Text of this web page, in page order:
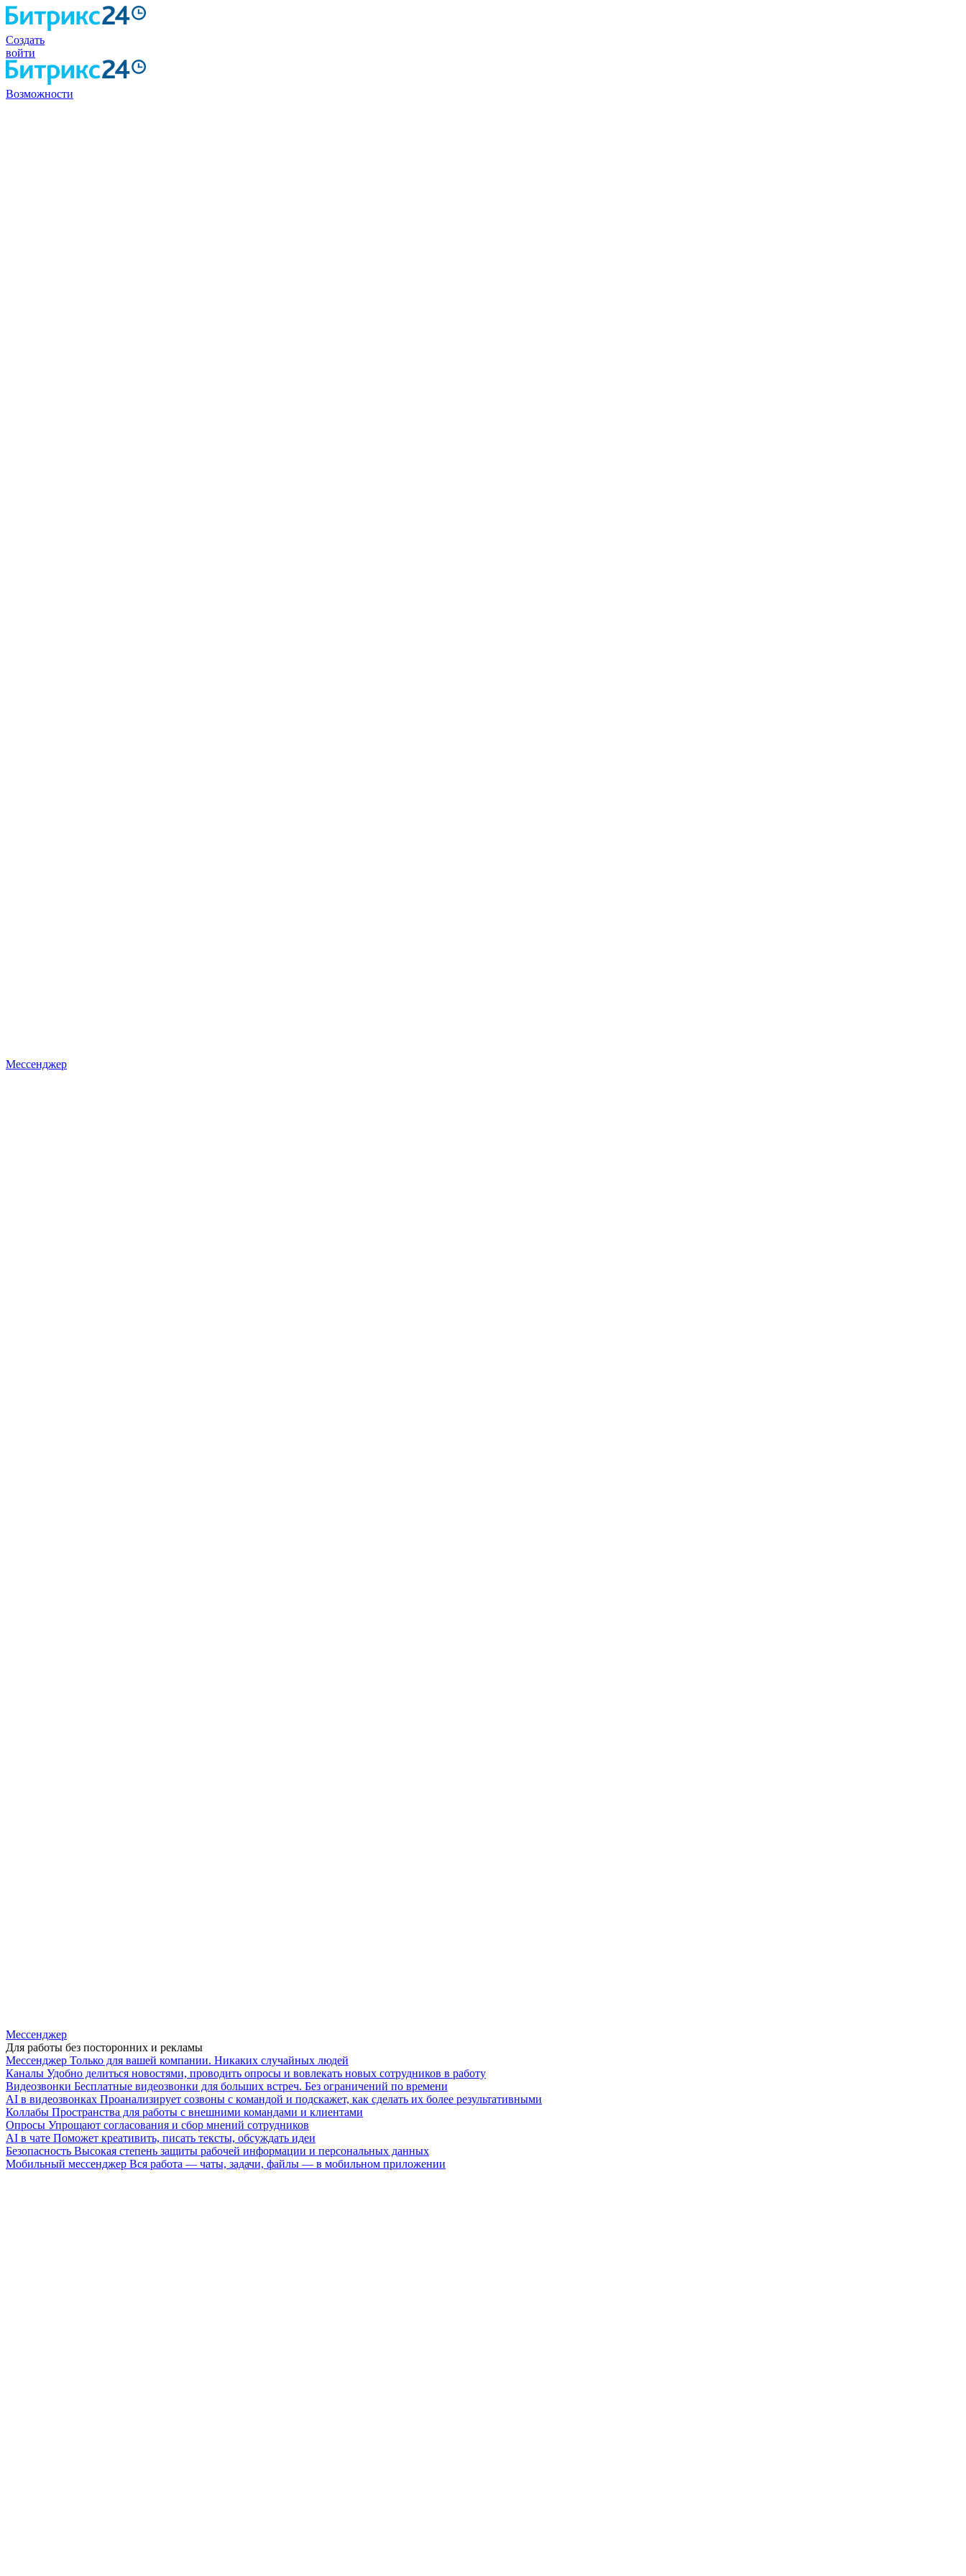
Создать
войти
Возможности
Мессенджер
Мессенджер
Для работы без посторонних и рекламы
Мессенджер Только для вашей компании. Никаких случайных людей
Каналы Удобно делиться новостями, проводить опросы и вовлекать новых сотрудников в работу
Видеозвонки Бесплатные видеозвонки для больших встреч. Без ограничений по времени
AI в видеозвонках Проанализирует созвоны с командой и подскажет, как сделать их более результативными
Коллабы Пространства для работы с внешними командами и клиентами
Опросы Упрощают согласования и сбор мнений сотрудников
AI в чате Поможет креативить, писать тексты, обсуждать идеи
Безопасность Высокая степень защиты рабочей информации и персональных данных
Мобильный мессенджер Вся работа — чаты, задачи, файлы — в мобильном приложении